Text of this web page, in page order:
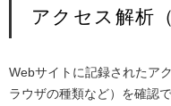
アクセス解析
Webサイトに記録されたア
ラウザの種類など）を確認で